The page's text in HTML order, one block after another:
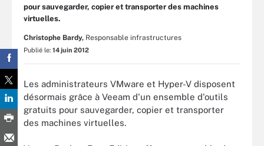
pour sauvegarder, copier et transporter des machines
virtuelles.
Christophe Bardy, Responsable infrastructures
Publié le: 14 juin 2012
Les administrateurs VMware et Hyper-V disposent
désormais grâce à Veeam d'un ensemble d'outils
gratuits pour sauvegarder, copier et transporter
des machines virtuelles.